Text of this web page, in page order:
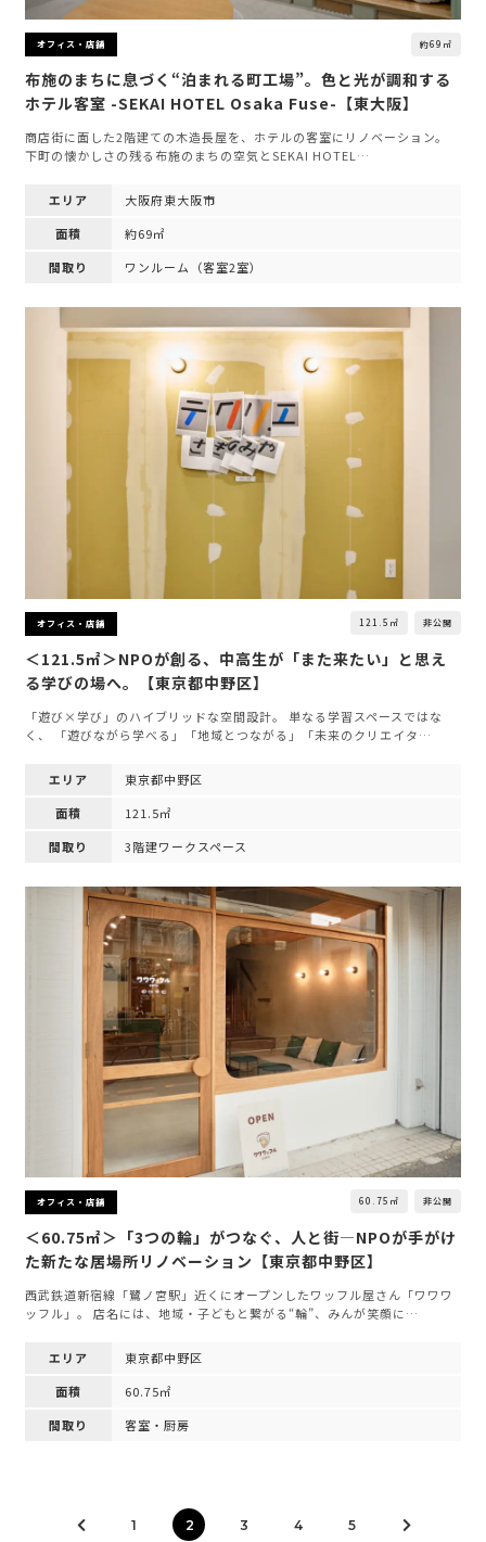
オフィス・店舗 約69㎡
布施のまちに息づく“泊まれる町工場”。色と光が調和する
ホテル客室 -SEKAI HOTEL Osaka Fuse-【東大阪】
商店街に面した2階建ての木造長屋を、ホテルの客室にリノベーション。
下町の懐かしさの残る布施のまちの空気とSEKAI HOTEL…
エリア
大阪府東大阪市
面積
約69㎡
間取り
ワンルーム（客室2室）
オフィス・店舗 121.5㎡ 非公開
＜121.5㎡＞NPOが創る、中高生が「また来たい」と思え
る学びの場へ。【東京都中野区】
「遊び×学び」のハイブリッドな空間設計。 単なる学習スペースではな
く、 「遊びながら学べる」「地域とつながる」「未来のクリエイタ…
エリア
東京都中野区
面積
121.5㎡
間取り
3階建ワークスペース
オフィス・店舗 60.75㎡ 非公開
＜60.75㎡＞「3つの輪」がつなぐ、人と街—NPOが手がけ
た新たな居場所リノベーション【東京都中野区】
西武鉄道新宿線「鷺ノ宮駅」近くにオープンしたワッフル屋さん「ワワワ
ッフル」。 店名には、地域・子どもと繋がる“輪”、みんが笑顔に…
エリア
東京都中野区
面積
60.75㎡
間取り
客室・厨房
1 2 3 4 5